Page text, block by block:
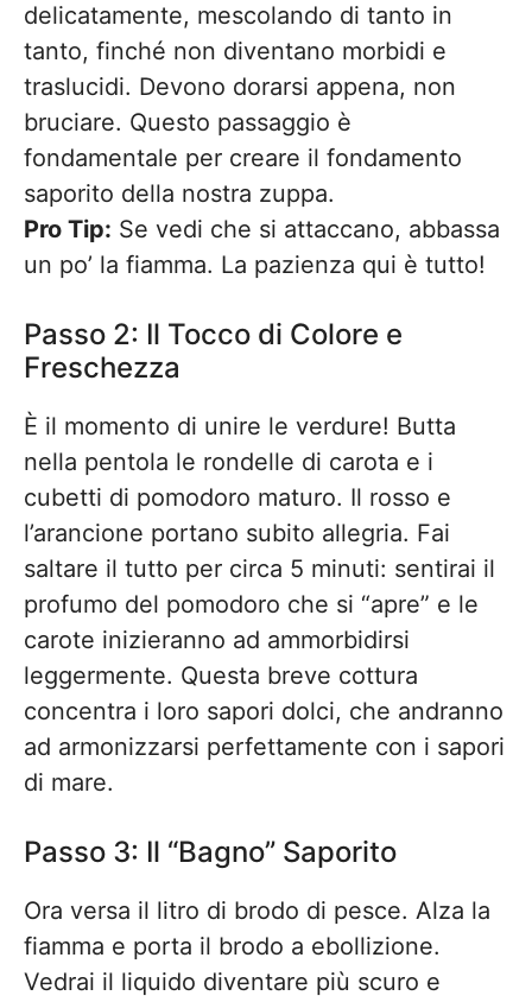
delicatamente, mescolando di tanto in
tanto, finché non diventano morbidi e
traslucidi. Devono dorarsi appena, non
bruciare. Questo passaggio è
fondamentale per creare il fondamento
saporito della nostra zuppa.
Pro Tip: Se vedi che si attaccano, abbassa
un po’ la fiamma. La pazienza qui è tutto!
Passo 2: Il Tocco di Colore e
Freschezza
È il momento di unire le verdure! Butta
nella pentola le rondelle di carota e i
cubetti di pomodoro maturo. Il rosso e
l’arancione portano subito allegria. Fai
saltare il tutto per circa 5 minuti: sentirai il
profumo del pomodoro che si “apre” e le
carote inizieranno ad ammorbidirsi
leggermente. Questa breve cottura
concentra i loro sapori dolci, che andranno
ad armonizzarsi perfettamente con i sapori
di mare.
Passo 3: Il “Bagno” Saporito
Ora versa il litro di brodo di pesce. Alza la
fiamma e porta il brodo a ebollizione.
Vedrai il liquido diventare più scuro e